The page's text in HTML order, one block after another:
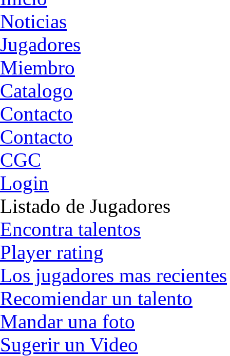
Noticias
Jugadores
Miembro
Catalogo
Contacto
Contacto
CGC
Login
Listado de Jugadores
Encontra talentos
Player rating
Los jugadores mas recientes
Recomiendar un talento
Mandar una foto
Sugerir un Video